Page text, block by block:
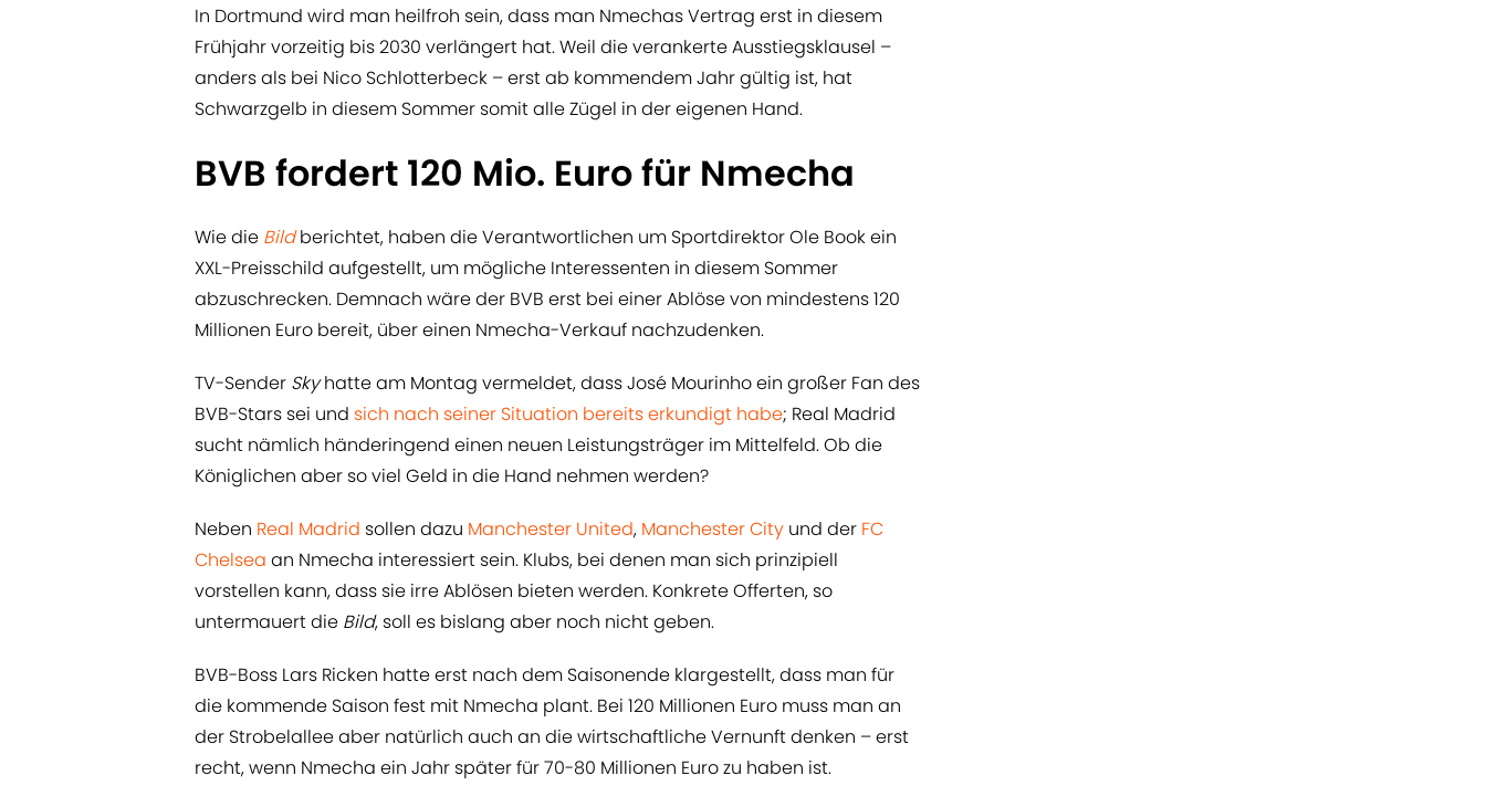
In Dortmund wird man heilfroh sein, dass man Nmechas Vertrag erst in diesem
Frühjahr vorzeitig bis 2030 verlängert hat. Weil die verankerte Ausstiegsklausel –
anders als bei Nico Schlotterbeck – erst ab kommendem Jahr gültig ist, hat
Schwarzgelb in diesem Sommer somit alle Zügel in der eigenen Hand.
BVB fordert 120 Mio. Euro für Nmecha
Wie die Bildberichtet, haben die Verantwortlichen um Sportdirektor Ole Book ein
XXL-Preisschild aufgestellt, um mögliche Interessenten in diesem Sommer
abzuschrecken. Demnach wäre der BVB erst bei einer Ablöse von mindestens 120
Millionen Euro bereit, über einen Nmecha-Verkauf nachzudenken.
TV-Sender Skyhatte am Montag vermeldet, dass José Mourinho ein großer Fan des
BVB-Stars sei und sich nach seiner Situation bereits erkundigt habe; Real Madrid
sucht nämlich händeringend einen neuen Leistungsträger im Mittelfeld. Ob die
Königlichen aber so viel Geld in die Hand nehmen werden?
Neben Real Madrid sollen dazu Manchester United, Manchester City und der FC
Chelsea an Nmecha interessiert sein. Klubs, bei denen man sich prinzipiell
vorstellen kann, dass sie irre Ablösen bieten werden. Konkrete Offerten, so
untermauert die Bild, soll es bislang aber noch nicht geben.
BVB-Boss Lars Ricken hatte erst nach dem Saisonende klargestellt, dass man für
die kommende Saison fest mit Nmecha plant. Bei 120 Millionen Euro muss man an
der Strobelallee aber natürlich auch an die wirtschaftliche Vernunft denken – erst
recht, wenn Nmecha ein Jahr später für 70-80 Millionen Euro zu haben ist.